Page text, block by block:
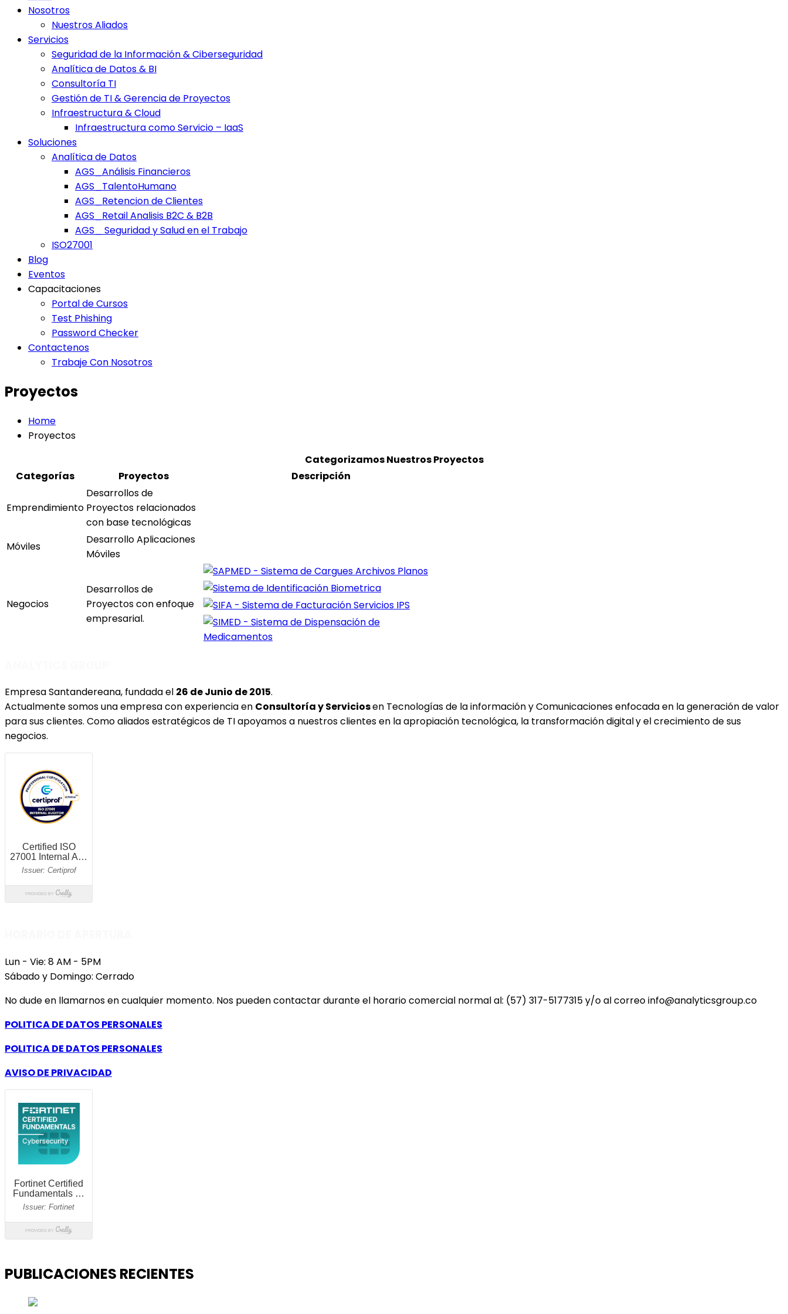
Nosotros
Nuestros Aliados
Servicios
Seguridad de la Información & Ciberseguridad
Analítica de Datos & BI
Consultoría TI
Gestión de TI & Gerencia de Proyectos
Infraestructura & Cloud
Infraestructura como Servicio – IaaS
Soluciones
Analítica de Datos
AGS_Análisis Financieros
AGS_TalentoHumano
AGS_Retencion de Clientes
AGS_Retail Analisis B2C & B2B
AGS_ Seguridad y Salud en el Trabajo
ISO27001
Blog
Eventos
Capacitaciones
Portal de Cursos
Test Phishing
Password Checker
Contactenos
Trabaje Con Nosotros
Proyectos
Home
Proyectos
Categorizamos Nuestros Proyectos
Categorías
Proyectos Descripción
Emprendimiento
Desarrollos de
Proyectos relacionados
con base tecnológicas
Móviles
Desarrollo Aplicaciones
Móviles
Negocios
Desarrollos de
Proyectos con enfoque
empresarial.
Empresa Santandereana, fundada el 26 de Junio de 2015.
Actualmente somos una empresa con experiencia en Consultoría y Serviciosen Tecnologías de la información y Comunicaciones enfocada en lageneración de valor
para sus clientes. Como aliados estratégicos de TI apoyamos a nuestros clientes en laapropiación tecnológica, la transformación digitaly elcrecimiento de sus
negocios.
Lun - Vie: 8 AM - 5PM
Sábado y Domingo: Cerrado
No dude en llamarnos en cualquier momento. Nos pueden contactar durante el horario comercial normal al: (57) 317-5177315 y/o al correo info@analyticsgroup.co
POLITICA DE DATOS PERSONALES
POLITICA DE DATOS PERSONALES
AVISO DE PRIVACIDAD
PUBLICACIONES RECIENTES